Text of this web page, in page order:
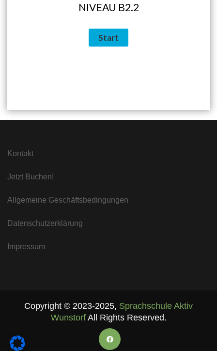
NIVEAU B2.2
Kontakt
Jetzt Buchen!
Allgemeine Geschäftsbedingungen
Datenschutzerklärung
Impressum
Copyright © 2023-2025, Sprachschule Aktiv
WunstorfAll Rights Reserved.